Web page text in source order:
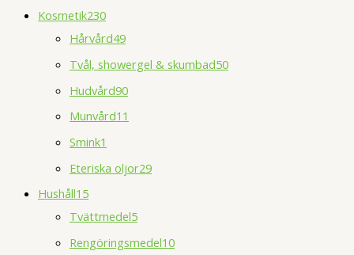
Kosmetik230
Hårvård49
Tvål, showergel & skumbad50
Hudvård90
Munvård11
Smink1
Eteriska oljor29
Hushåll15
Tvättmedel5
Rengöringsmedel10